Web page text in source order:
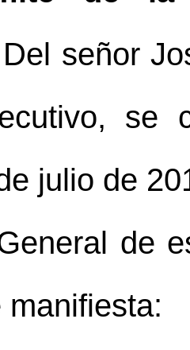
Del señor
se
julio de
de